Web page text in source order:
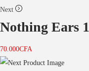
Next
Nothing Ears 1
70.000CFA